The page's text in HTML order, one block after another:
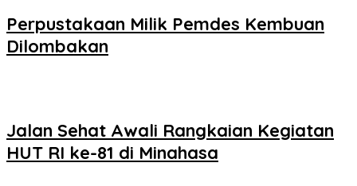
Perpustakaan Milik Pemdes Kembuan
Dilombakan
Jalan Sehat Awali Rangkaian Kegiatan
HUT RI ke-81 di Minahasa